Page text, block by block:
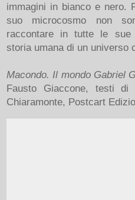
immagini in bianco e nero.
suo microcosmo non
raccontare in tutte le sue
storia umana di un universo
Macondo. Il mondo Gabriel
Fausto Giaccone, testi di
Chiaramonte, Postcart